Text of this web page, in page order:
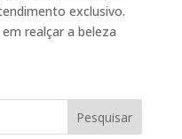
exclusivo.
realçar a beleza
Pesquisar